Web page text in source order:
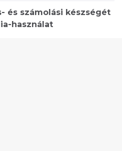
és számolási készségét
használat